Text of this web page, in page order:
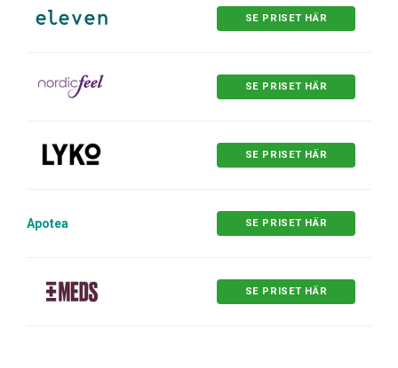
SE PRISET HÄR
SE PRISET HÄR
SE PRISET HÄR
Apotea SE PRISET HÄR
SE PRISET HÄR